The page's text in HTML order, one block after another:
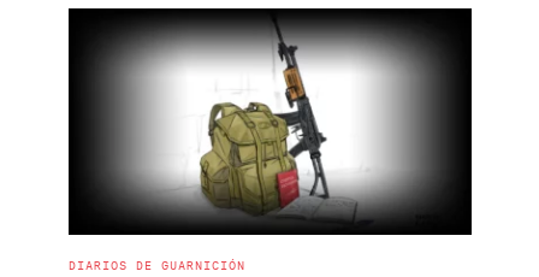
DIARIOS DE GUARNICIÓN